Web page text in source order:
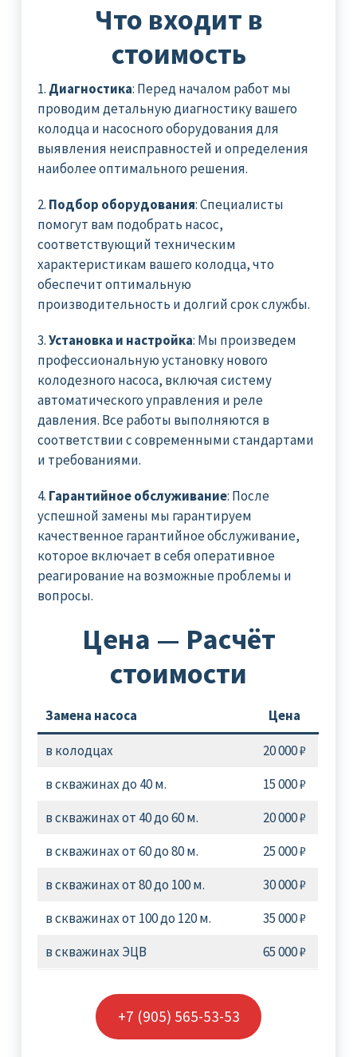
Что входит в
стоимость
1. Диагностика: Перед началом работ мы
проводим детальную диагностику вашего
колодца и насосного оборудования для
выявления неисправностей и определения
наиболее оптимального решения.
2. Подбор оборудования: Специалисты
помогут вам подобрать насос,
соответствующий техническим
характеристикам вашего колодца, что
обеспечит оптимальную
производительность и долгий срок службы.
3.Установка и настройка: Мы произведем
профессиональную установку нового
колодезного насоса, включая систему
автоматического управления и реле
давления. Все работы выполняются в
соответствии с современными стандартами
и требованиями.
4. Гарантийное обслуживание: После
успешной замены мы гарантируем
качественное гарантийное обслуживание,
которое включает в себя оперативное
реагирование на возможные проблемы и
вопросы.
Цена — Расчёт
стоимости
Замена насоса
Цена
в колодцах
20 000 ₽
в скважинах до 40 м.
15 000 ₽
в скважинах от 40 до 60 м.
20 000 ₽
в скважинах от 60 до 80 м.
25 000 ₽
в скважинах от 80 до 100 м.
30 000 ₽
в скважинах от 100 до 120 м.
35 000 ₽
в скважинах ЭЦВ
65 000 ₽
+7 (905) 565-53-53